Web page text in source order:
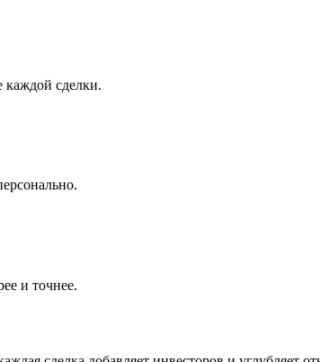
сделки.
и точнее.